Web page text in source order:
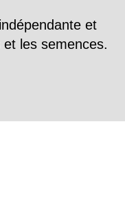
et
les semences.